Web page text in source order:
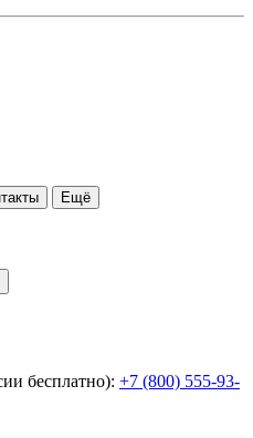
Ещё
бесплатно): +7 (800) 555-93-